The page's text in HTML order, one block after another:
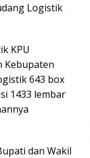
Logistik
KPU
Kebupaten
643 box
1433 lembar
dan Wakil